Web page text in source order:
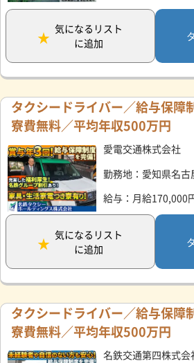
気になるリスト
に追加
タクシードライバー／給与保障
寮費無料／平均年収500万円
愛電交通株式会社
勤務地：愛知県名古
給与：月給170,000
気になるリスト
に追加
タクシードライバー／給与保障
寮費無料／平均年収500万円
名鉄交通第四株式会